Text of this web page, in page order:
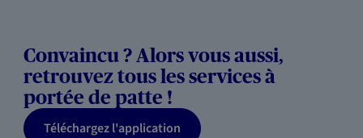
Convaincu ? Alors vous aussi,
retrouvez tous les services à
portée de patte !
Téléchargez l'application